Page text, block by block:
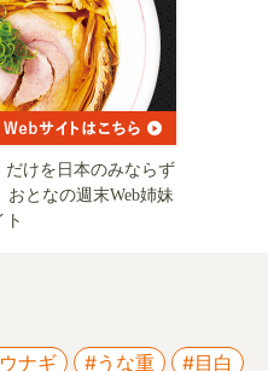
だけを日本のみならず
となの週末Web姉妹
ト
ナギ #うな重 #目白